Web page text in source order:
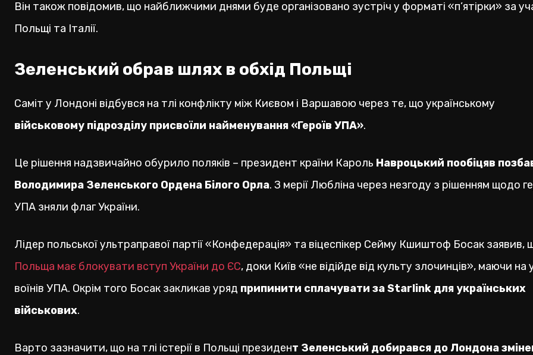
Він також повідомив, що найближчими днями буде організовано зустріч у форматі «п’ятірки» за
Польщі та Італії.
Зеленський обрав шлях в обхід Польщі
Саміт у Лондоні відбувся на тлі конфлікту між Києвом і Варшавою через те, що українському
військовому підрозділу присвоїли найменування «Героїв УПА».
Це рішення надзвичайно обурило поляків – президент країни Кароль Навроцький пообіцяв
Володимира Зеленського Ордена Білого Орла. З мерії Любліна через незгоду з рішенням щодо
УПА зняли флаг України.
Лідер польської ультраправої партії «Конфедерація» та віцеспікер Сейму Кшиштоф Босак заявив,
Польща має блокувати вступ України до ЄС, доки Київ «не відійде від культу злочинців», маючи на
воїнів УПА. Окрім того Босак закликав уряд припинити сплачувати за Starlink для українських
військових.
Варто зазначити, що на тлі істерії в Польщі президент Зеленський добирався до Лондона